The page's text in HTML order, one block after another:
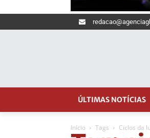
ÚLTIMAS NOTÍCIAS
Início Tags Ciclos da